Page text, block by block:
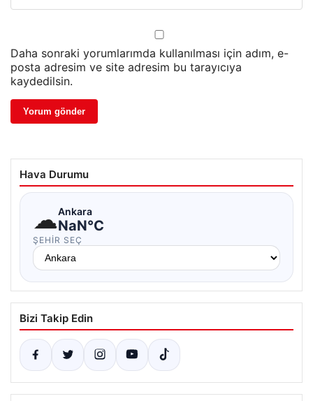
Daha sonraki yorumlarımda kullanılması için adım, e-
posta adresim ve site adresim bu tarayıcıya
kaydedilsin.
Hava Durumu
☁Ankara
NaN°C
ŞEHIR SEÇ
Bizi Takip Edin